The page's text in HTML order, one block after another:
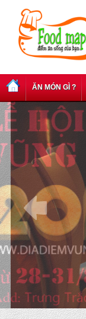
ĂN MÓN GÌ ?